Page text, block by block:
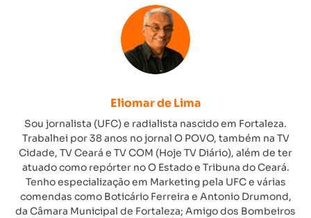
Eliomar de Lima
Sou jornalista (UFC) e radialista nascido em Fortaleza.
Trabalhei por 38 anos no jornal O POVO, também na TV
Cidade, TV Ceará e TV COM (Hoje TV Diário), além de ter
atuado como repórter no O Estado e Tribuna do Ceará.
Tenho especialização em Marketing pela UFC e várias
comendas como Boticário Ferreira e Antonio Drumond,
da Câmara Municipal de Fortaleza; Amigo dos Bombeiros